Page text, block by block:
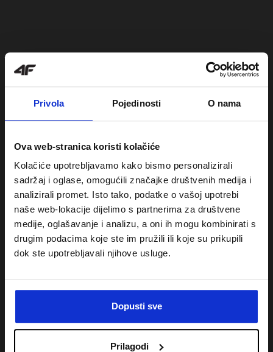
Privola Pojedinosti O nama
Ova web-stranica koristi kolačiće
Kolačiće upotrebljavamo kako bismo personalizirali
sadržaj i oglase, omogućili značajke društvenih medija i
analizirali promet. Isto tako, podatke o vašoj upotrebi
naše web-lokacije dijelimo s partnerima za društvene
medije, oglašavanje i analizu, a oni ih mogu kombinirati s
drugim podacima koje ste im pružili ili koje su prikupili
dok ste upotrebljavali njihove usluge.
Dopusti sve
Prilagodi